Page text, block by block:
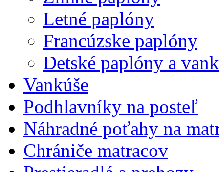
Letné paplóny
Francúzske paplóny
Detské paplóny a
Vankúše
Podhlavníky na posteľ
Náhradné poťahy na
Chrániče matracov